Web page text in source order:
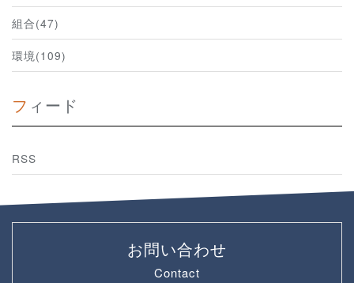
組合(47)
環境(109)
フィード
RSS
お問い合わせ
Contact